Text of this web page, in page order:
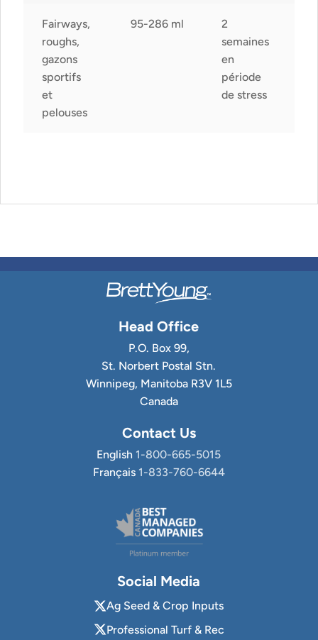
Fairways,
roughs,
gazons
sportifs
et
pelouses
95-286 ml
2
semaines
en
période
de stress
Head Office
P.O. Box 99,
St. Norbert Postal Stn.
Winnipeg, Manitoba R3V 1L5
Canada
Contact Us
English 1-800-665-5015
Français 1-833-760-6644
Social Media
Ag Seed & Crop Inputs
Professional Turf & Rec